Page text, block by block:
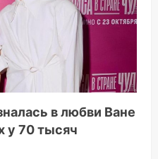
в любви Ване
у 70 тысяч